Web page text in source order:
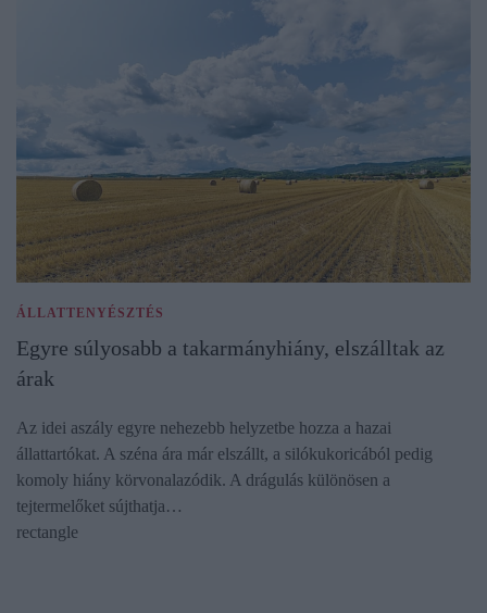
ÁLLATTENYÉSZTÉS
Egyre súlyosabb a takarmányhiány, elszálltak az
árak
Az idei aszály egyre nehezebb helyzetbe hozza a hazai
állattartókat. A széna ára már elszállt, a silókukoricából pedig
komoly hiány körvonalazódik. A drágulás különösen a
tejtermelőket sújthatja…
rectangle